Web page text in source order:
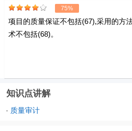
75%
项目的质量保证不包括(67),采用的方
术不包括(68)。
知识点讲解
· 质量审计